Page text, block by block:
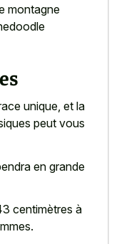
montagne
unique, et la
peut vous
en grande
centimètres à